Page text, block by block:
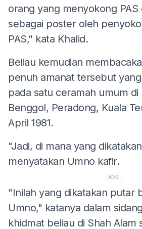
orang yang menyokong PAS
sebagai poster oleh
PAS," kata Khalid.
Beliau kemudian
penuh amanat tersebut
pada satu ceramah umum di
Benggol, Peradong, Kuala
April 1981.
"Jadi, di mana yang
menyatakan Umno kafir.
ADS
"Inilah yang dikatakan putar
Umno," katanya dalam
khidmat beliau di Shah Alam